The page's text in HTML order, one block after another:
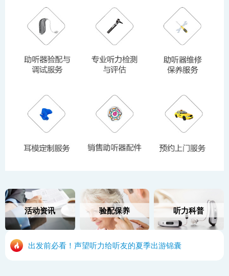
活动资讯 验配保养 听力科普
出发前必看！声望听力给听友的夏季出游锦囊